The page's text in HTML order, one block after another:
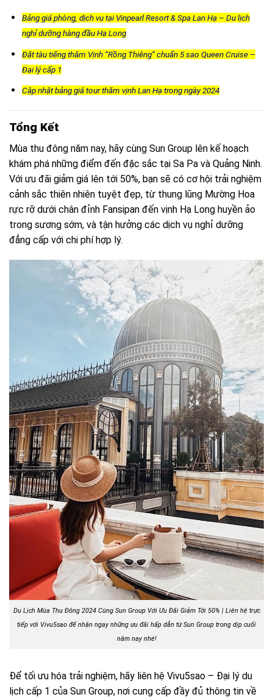
Bảng giá phòng, dịch vụ tại Vinpearl Resort & Spa Lan Hạ – Du lịch
nghỉ dưỡng hàng đầu Hạ Long
Đặt tàu tiếng thăm Vịnh “Rồng Thiêng” chuẩn 5 sao Queen Cruise –
Đại lý cấp 1
Cập nhật bảng giá tour thăm vịnh Lan Hạ trong ngày 2024
Tổng Kết
Mùa thu đông năm nay, hãy cùng Sun Group lên kế hoạch
khám phá những điểm đến đặc sắc tại Sa Pa và Quảng Ninh.
Với ưu đãi giảm giá lên tới 50%, bạn sẽ có cơ hội trải nghiệm
cảnh sắc thiên nhiên tuyệt đẹp, từ thung lũng Mường Hoa
rực rỡ dưới chân đỉnh Fansipan đến vịnh Hạ Long huyền ảo
trong sương sớm, và tận hưởng các dịch vụ nghỉ dưỡng
đẳng cấp với chi phí hợp lý.
Du Lịch Mùa Thu Đông 2024 Cùng Sun Group Với Ưu Đãi Giảm Tới 50% | Liên hệ trực
tiếp với Vivu5sao để nhận ngay những ưu đãi hấp dẫn từ Sun Group trong dịp cuối
năm nay nhé!
Để tối ưu hóa trải nghiệm, hãy liên hệ Vivu5sao – Đại lý du
lịch cấp 1 của Sun Group, nơi cung cấp đầy đủ thông tin về